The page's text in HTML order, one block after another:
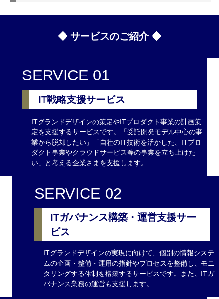
◆ サービスのご紹介 ◆
SERVICE 01
IT戦略支援サービス
ITグランドデザインの策定やITプロダクト事業の計画策
定を支援するサービスです。「受託開発モデル中心の事
業から脱却したい」「自社のIT技術を活かした、ITプロ
ダクト事業やクラウドサービス等の事業を立ち上げた
い」と考える企業さまを支援します。
SERVICE 02
ITガバナンス構築・運営支援サー
ビス
ITグランドデザインの実現に向けて、個別の情報システ
ムの企画・整備・運用の指針やプロセスを整備し、モニ
タリングする体制を構築するサービスです。また、ITガ
バナンス業務の運営も支援します。